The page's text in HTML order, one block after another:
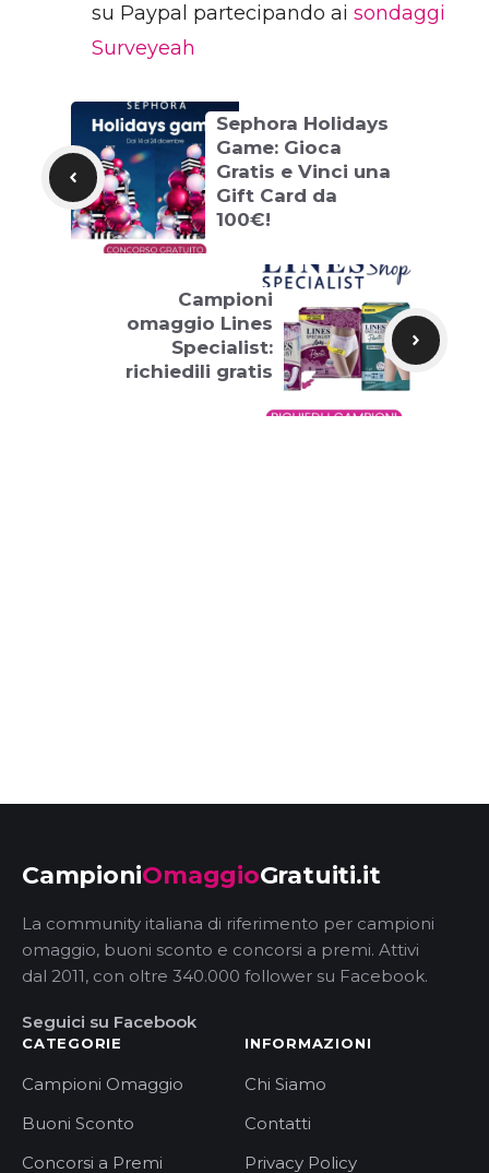
su Paypal partecipando ai sondaggi
Surveyeah
Sephora Holidays
Game: Gioca
Gratis e Vinci una
Gift Card da
100€!
Campioni
omaggio Lines
Specialist:
richiedili gratis
CampioniOmaggioGratuiti.it
La community italiana di riferimento per campioni
omaggio, buoni sconto e concorsi a premi. Attivi
dal 2011, con oltre 340.000 follower su Facebook.
Seguici su Facebook
CATEGORIE
Campioni Omaggio
Buoni Sconto
Concorsi a Premi
INFORMAZIONI
Chi Siamo
Contatti
Privacy Policy